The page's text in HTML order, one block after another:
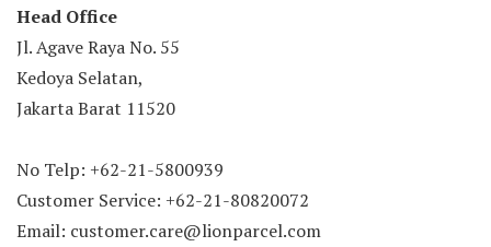
Head Office
Jl. Agave Raya No. 55
Kedoya Selatan,
Jakarta Barat 11520
No Telp: +62-21-5800939
Customer Service: +62-21-80820072
Email: customer.care@lionparcel.com